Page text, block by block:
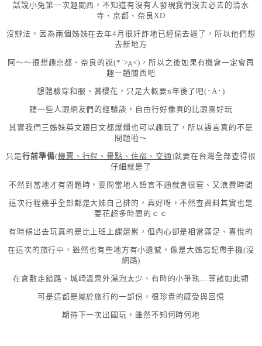
話說小兔第一次趣關西，不知道有沒有人發現我們沒去必去的清水
寺、京都、奈良XD
沒辦法，因為兩個姊姊在去年4月很奸詐地已經偷去過了，所以他們想
去新地方
阿～～很想趣京都、奈良的說(*´>д<)，所以之後如果有機會一定會再
趣一趟關西吧
想體驗穿和服、賞櫻花，只是大概要n年後了吧(･A･)
聽一些人跟網友們的經驗談，自由行好像真的比跟團好玩
其實我們三姊妹英文跟日文都爆爛也可以趣玩了，所以語言真的不是
問題啦～
只是行前準備(機票、行程、景點、住宿、交通)就要在台灣全部查得很
仔細就是了
不然到當地才有問題時，要問當地人語言不通就會很窘、又浪費時間
這次行程幾乎全部都是大姊自己排的，真好呀，不然查資料其實也是
要花超多時間的ｃｃ
有時候出去玩真的是比上班上課還累，但內心卻是相當滿足、喜悅的
在這次的旅行中，雖然也有些地方有小遺憾，像是大姊忘記帶手機(沒
網路)
在倉敷走錯路、城崎溫泉外湯泡太少、有時的小爭執…等諸如此類
可是這都是屬於旅行的一部份，很珍貴的感受與回憶
期待下一次出國玩，雖然不知何時何地